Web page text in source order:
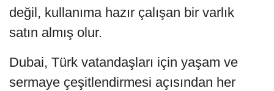
değil, kullanıma hazır çalışan bir varlık
satın almış olur.
Dubai, Türk vatandaşları için yaşam ve
sermaye çeşitlendirmesi açısından her